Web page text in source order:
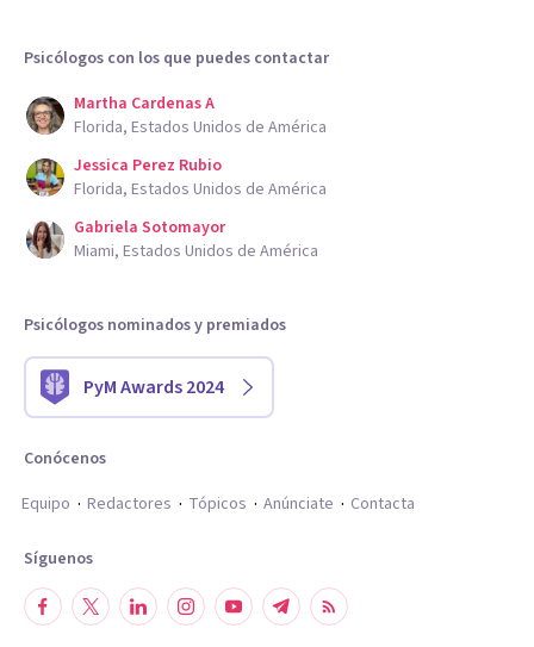
Psicólogos con los que puedes contactar
Martha Cardenas A
Florida, Estados Unidos de América
Jessica Perez Rubio
Florida, Estados Unidos de América
Gabriela Sotomayor
Miami, Estados Unidos de América
Psicólogos nominados y premiados
PyM Awards 2024
Conócenos
Equipo
Redactores Tópicos Anúnciate Contacta
Síguenos